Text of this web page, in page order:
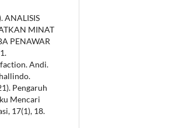
ANALISIS
MINAT
PENAWAR
Andi.
Pengaruh
Mencari
17(1), 18.